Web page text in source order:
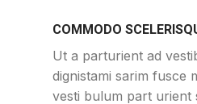
COMMODO
Ut a parturient ad
dignistami sarim fusce
vesti bulum part urient